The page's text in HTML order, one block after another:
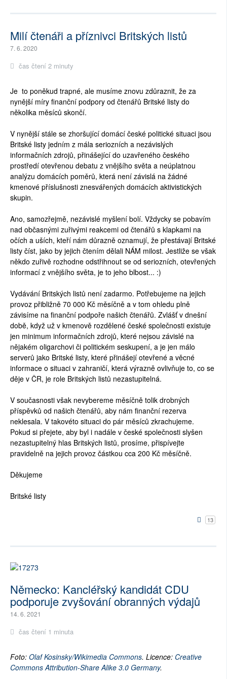
Milí čtenáři a příznivci Britských listů
7. 6. 2020
čas čtení 2 minuty
Je to poněkud trapné, ale musíme znovu zdůraznit, že za
nynější míry finanční podpory od čtenářů Britské listy do
několika měsíců skončí.
V nynější stále se zhoršující domácí české politické situaci jsou
Britské listy jedním z mála seriozních a nezávislých
informačních zdrojů, přinášející do uzavřeného českého
prostředí otevřenou debatu z vnějšího světa a neúplatnou
analýzu domácích poměrů, která není závislá na žádné
kmenové příslušnosti znesvářených domácích aktivistických
skupin.
Ano, samozřejmě, nezávislé myšlení bolí. Vždycky se pobavím
nad občasnými zuřivými reakcemi od čtenářů s klapkami na
očích a uších, kteří nám důrazně oznamují, že přestávají Britské
listy číst, jako by jejich čtením dělali NÁM milost. Jestliže se však
někdo zuřivě rozhodne odstřihnout se od seriozních, otevřených
informací z vnějšího světa, je to jeho blbost... :)
Vydávání Britských listů není zadarmo. Potřebujeme na jejich
provoz přibližně 70 000 Kč měsíčně a v tom ohledu plně
závisíme na finanční podpoře našich čtenářů. Zvlášť v dnešní
době, když už v kmenově rozdělené české společnosti existuje
jen minimum informačních zdrojů, které nejsou závislé na
nějakém oligarchovi či politickém seskupení, a je jen málo
serverů jako Britské listy, které přinášejí otevřené a věcné
informace o situaci v zahraničí, která výrazně ovlivňuje to, co se
děje v ČR, je role Britských listů nezastupitelná.
V současnosti však nevybereme měsíčně tolik drobných
příspěvků od našich čtenářů, aby nám finanční rezerva
neklesala. V takovéto situaci do pár měsíců zkrachujeme.
Pokud si přejete, aby byl i nadále v české společnosti slyšen
nezastupitelný hlas Britských listů, prosíme, přispívejte
pravidelně na jejich provoz částkou cca 200 Kč měsíčně.
Děkujeme
Britské listy
13
Německo: Kancléřský kandidát CDU
podporuje zvyšování obranných výdajů
14. 6. 2021
čas čtení 1 minuta
Foto: Olaf Kosinsky/Wikimedia Commons. Licence: Creative
Commons Attribution-Share Alike 3.0 Germany.